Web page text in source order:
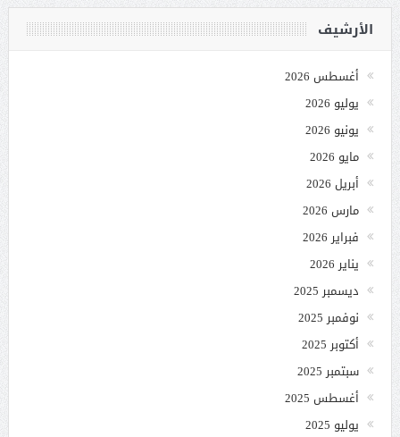
الأرشيف
أغسطس 2026
يوليو 2026
يونيو 2026
مايو 2026
أبريل 2026
مارس 2026
فبراير 2026
يناير 2026
ديسمبر 2025
نوفمبر 2025
أكتوبر 2025
سبتمبر 2025
أغسطس 2025
يوليو 2025